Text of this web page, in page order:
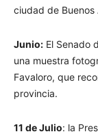
ciudad de Buenos
Junio: El Senado
una muestra
Favaloro, que
provincia.
11 de Julio: la